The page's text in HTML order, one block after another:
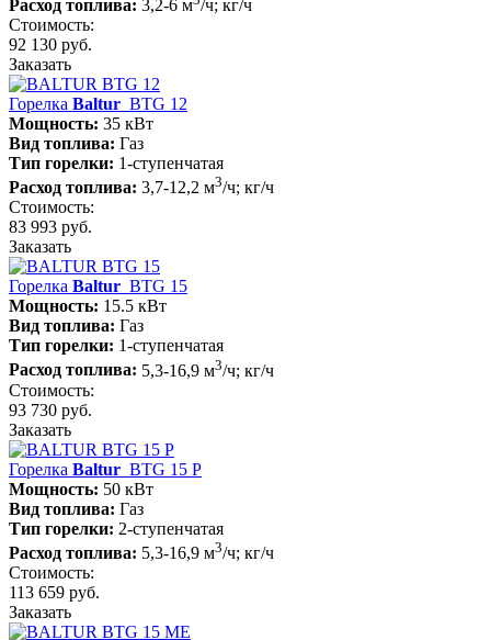
Расход топлива: 3,2-6 м /ч; кг/ч
Стоимость:
92 130 руб.
Заказать
Горелка Baltur BTG 12
Мощность: 35 кВт
Вид топлива: Газ
Тип горелки: 1-ступенчатая
Расход топлива: 3,7-12,2 м3/ч; кг/ч
Стоимость:
83 993 руб.
Заказать
Горелка Baltur BTG 15
Мощность: 15.5 кВт
Вид топлива: Газ
Тип горелки: 1-ступенчатая
Расход топлива: 5,3-16,9 м3/ч; кг/ч
Стоимость:
93 730 руб.
Заказать
Горелка Baltur BTG 15 P
Мощность: 50 кВт
Вид топлива: Газ
Тип горелки: 2-ступенчатая
Расход топлива: 5,3-16,9 м3/ч; кг/ч
Стоимость:
113 659 руб.
Заказать